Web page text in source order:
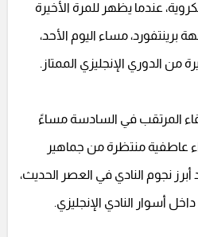
عندما يظهر للمرة الأخيرة
مساء اليوم الأحد،
من الدوري الإنجليزي الممتاز.
المرتقب في السادسة مساءً
عاطفية منتظرة من جماهير
أبرز نجوم النادي في العصر الحديث،